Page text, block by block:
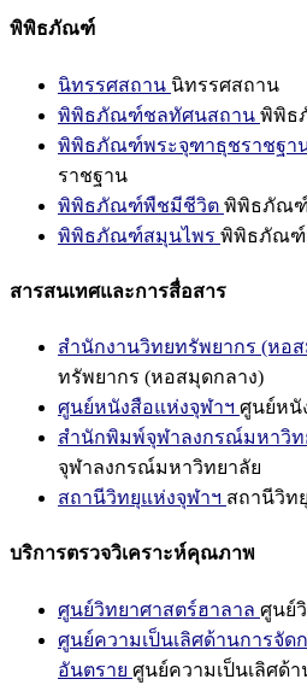
พิพิธภัณฑ์
นิทรรศสถาน นิทรรศสถาน
พิพิธภัณฑ์ชลทัศนสถาน พิพิธ
พิพิธภัณฑ์พระจุฑาธุชราชฐา
ราชฐาน
พิพิธภัณฑ์พืชมีชีวิต พิพิธภัณ
พิพิธภัณฑ์สมุนไพร พิพิธภัณฑ์
สารสนเทศและการสื่อสาร
สำนักงานวิทยทรัพยากร (หอ
ทรัพยากร (หอสมุดกลาง)
ศูนย์หนังสือแห่งจุฬาฯ ศูนย์หนั
สำนักพิมพ์จุฬาลงกรณ์มหาวิท
จุฬาลงกรณ์มหาวิทยาลัย
สถานีวิทยุแห่งจุฬาฯ สถานีวิท
บริการตรวจวิเคราะห์คุณภาพ
ศูนย์วิทยาศาสตร์ฮาลาล ศูนย์
ศูนย์ความเป็นเลิศด้านการจัด
อันตราย ศูนย์ความเป็นเลิศด้